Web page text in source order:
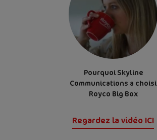
Pourquoi Skyline
Communications a choisi
Royco Big Box
Regardez la vidéo ICI